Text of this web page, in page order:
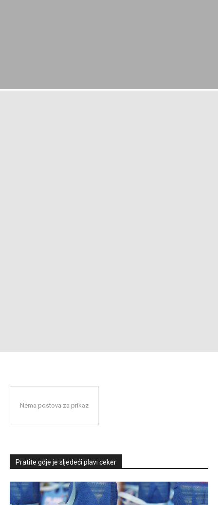
Nema postova za prikaz
Pratite gdje je sljedeći plavi ceker